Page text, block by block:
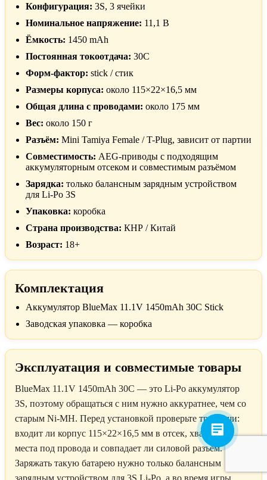
Конфигурация: 3S, 3 ячейки
Номинальное напряжение: 11,1 В
Ёмкость: 1450 mAh
Постоянная токоотдача: 30C
Форм-фактор: stick / стик
Размеры корпуса: около 115×22×16,5 мм
Общая длина с проводами: около 175 мм
Вес: около 150 г
Разъём: Mini Tamiya Female / T-Plug, зависит от партии
Совместимость: AEG-приводы с подходящим
аккумуляторным отсеком и совместимым разъёмом
Зарядка: только балансным зарядным устройством
для Li-Po 3S
Упаковка: коробка
Страна производства: КНР / Китай
Возраст: 18+
Комплектация
Аккумулятор BlueMax 11.1V 1450mAh 30C Stick
Заводская упаковка — коробка
Эксплуатация и совместимые товары
BlueMax 11.1V 1450mAh 30C — это Li-Po аккумулятор
3S, поэтому обращаться с ним нужно аккуратнее, чем со
старым Ni-MH. Перед установкой проверьте три вещи:
входит ли корпус 115×22×16,5 мм в отсек, хватает ли
места под провода и совпадает ли силовой разъём.
Заряжать такую батарею нужно только балансным
зарядным устройством для 3S Li-Po, а во время игры